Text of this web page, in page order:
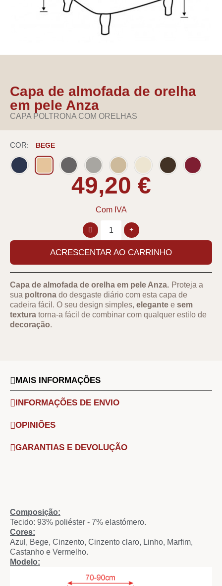
Capa de almofada de orelha
em pele Anza
CAPA POLTRONA COM ORELHAS
COR BEGE
49,20 €
Com IVA
ACRESCENTAR AO CARRINHO
Capa de almofada de orelha em pele Anza. Proteja a
sua poltrona do desgaste diário com esta capa de
cadeira fácil. O seu design simples, elegante e sem
textura torna-a fácil de combinar com qualquer estilo de
decoração.
MAIS INFORMAÇÕES
INFORMAÇÕES DE ENVIO
OPINIÕES
GARANTIAS E DEVOLUÇÃO
Composição:
Tecido: 93% poliéster - 7% elastómero.
Cores:
Azul, Bege, Cinzento, Cinzento claro, Linho, Marfim,
Castanho e Vermelho.
Modelo: